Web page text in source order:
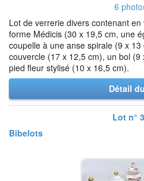
6
Lot de verrerie divers contenant
forme Médicis (30 x 19,5 cm, une
coupelle à une anse spirale (9 x
couvercle (17 x 12,5 cm), un bol
pied fleur stylisé (10 x 16,5 cm).
Détail
Lot n°
Bibelots